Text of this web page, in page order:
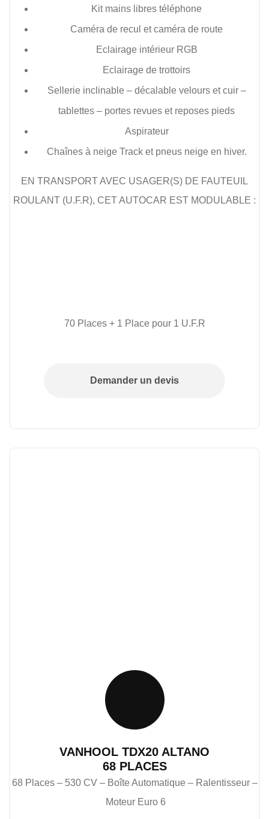
Kit mains libres téléphone
Caméra de recul et caméra de route
Eclairage intérieur RGB
Eclairage de trottoirs
Sellerie inclinable – décalable velours et cuir –
tablettes – portes revues et reposes pieds
Aspirateur
Chaînes à neige Track et pneus neige en hiver.
EN TRANSPORT AVEC USAGER(S) DE FAUTEUIL
ROULANT (U.F.R), CET AUTOCAR EST MODULABLE :
70 Places + 1 Place pour 1 U.F.R
Demander un devis
VANHOOL TDX20 ALTANO
68 PLACES
68 Places – 530 CV – Boîte Automatique – Ralentisseur –
Moteur Euro 6